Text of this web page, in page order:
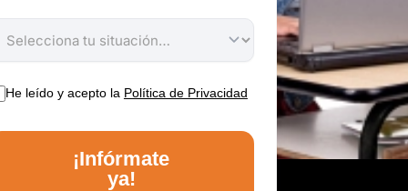
He leído y acepto la Política de Privacidad
¡Infórmate
ya!